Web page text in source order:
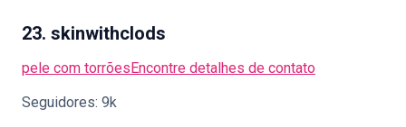
23. skinwithclods
pele com torrõesEncontre detalhes de contato
Seguidores: 9k